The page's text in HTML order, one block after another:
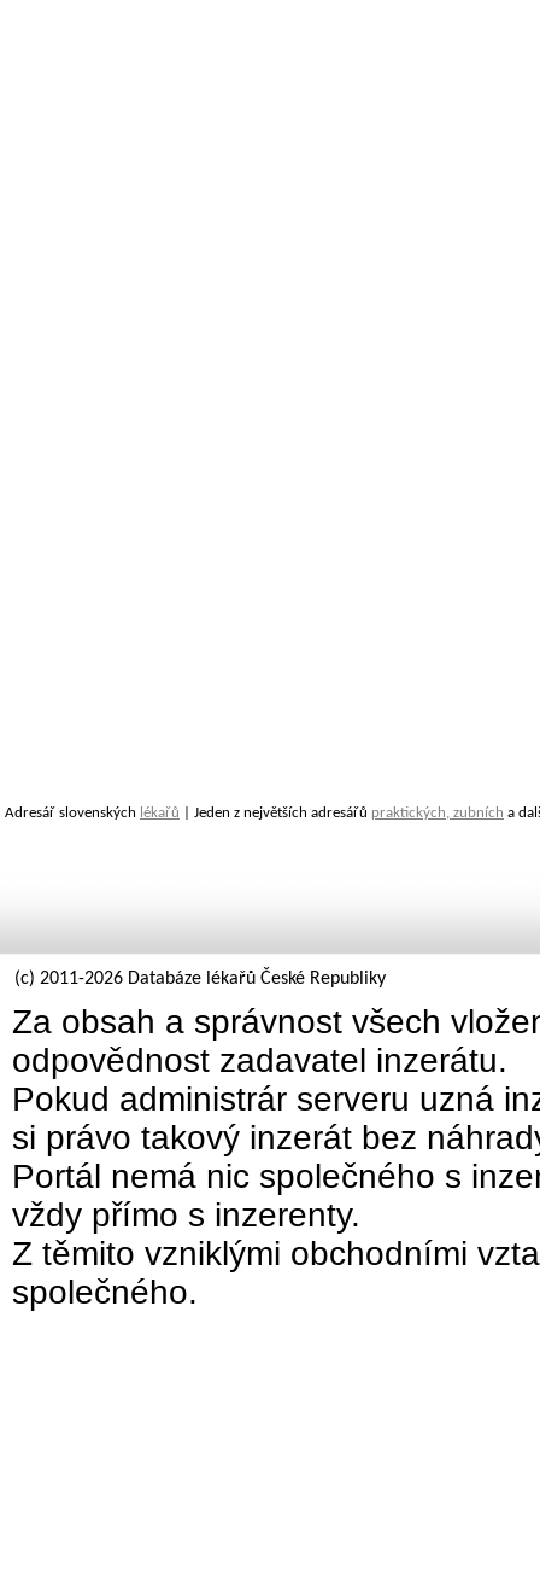
Adresář slovenských lékařů | Jeden z největších adresářů praktických, zubních a
(c) 2011-2026 Databáze lékařů České Republiky
Za obsah a správnost všech
odpovědnost zadavatel inzerátu.
Pokud administrár serveru uzná
si právo takový inzerát bez
Portál nemá nic společného s
vždy přímo s inzerenty.
Z těmito vzniklými obchodními
společného.